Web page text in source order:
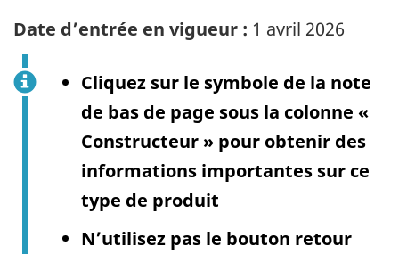
Date d’entrée en vigueur : 1 avril 2026
Cliquez sur le symbole de la note
de bas de page sous la colonne «
Constructeur » pour obtenir des
informations importantes sur ce
type de produit
N’utilisez pas le bouton retour